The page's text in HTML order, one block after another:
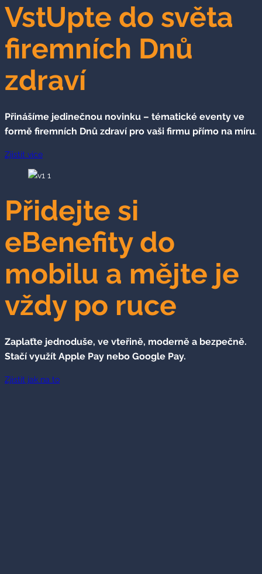
VstUpte do světa
firemních Dnů
zdraví
Přinášíme jedinečnou novinku – tématické eventy ve
formě firemních Dnů zdraví pro vaši firmu přímo na míru.
Zjistit více
Přidejte si
eBenefity do
mobilu a mějte je
vždy po ruce
Zaplaťte jednoduše, ve vteřině, moderně a bezpečně.
Stačí využít Apple Pay nebo Google Pay.
Zjistit jak na to